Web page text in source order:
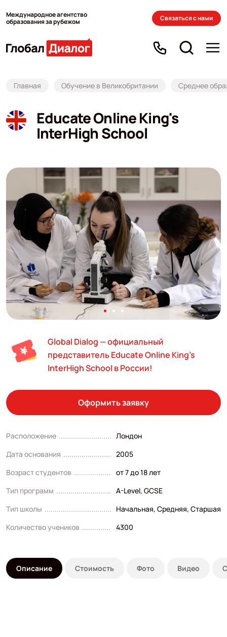
Международное агентство
образования за рубежом
Связаться с нами
Главная Обучение в Великобритании Среднее
Educate Online King's
InterHigh School
Global Dialog — официальный
представитель Educate Online King's
InterHigh School в России!
Оформить заявку
Расположение
Лондон
Дата основания
2005
Возраст студентов
от 7 до 18 лет
Тип программ
A-Level, GCSE
Тип школы
Начальная, Средняя, Старшая
Количество учеников
4300
Описание Стоимость Фото Видео